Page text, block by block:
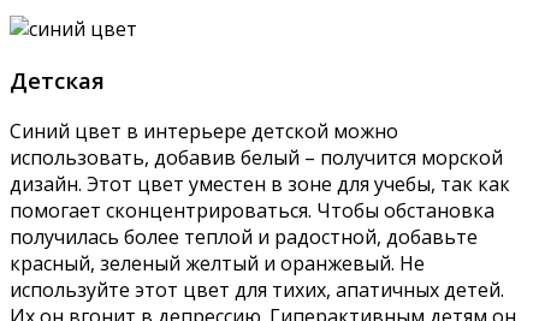
Детская
Синий цвет в интерьере детской можно
использовать, добавив белый – получится морской
дизайн. Этот цвет уместен в зоне для учебы, так как
помогает сконцентрироваться. Чтобы обстановка
получилась более теплой и радостной, добавьте
красный, зеленый желтый и оранжевый. Не
используйте этот цвет для тихих, апатичных детей.
Их он вгонит в депрессию. Гиперактивным детям он,